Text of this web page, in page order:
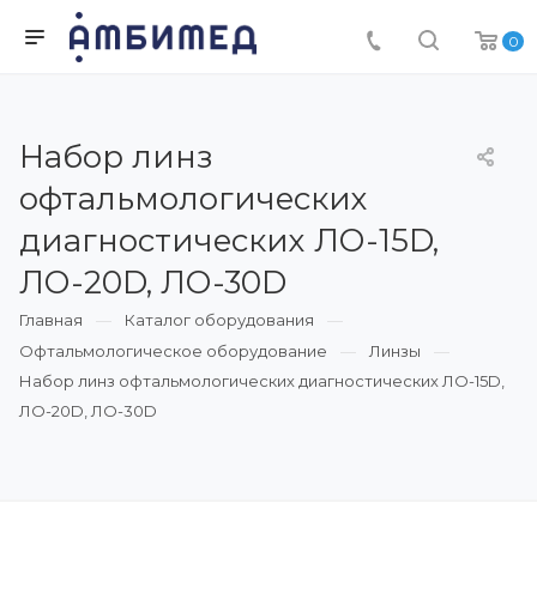
0
Набор линз
офтальмологических
диагностических ЛО-15D,
ЛО-20D, ЛО-30D
Главная
Каталог оборудования
Офтальмологическое оборудование
Линзы
Набор линз офтальмологических диагностических ЛО-15D,
ЛО-20D, ЛО-30D